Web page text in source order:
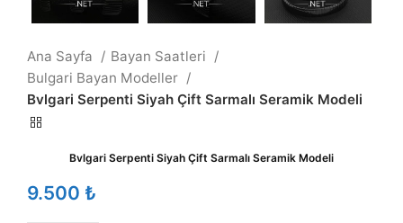
Ana Sayfa
Bayan Saatleri
Bulgari Bayan Modeller
Bvlgari Serpenti Siyah Çift Sarmalı Seramik Modeli
Bvlgari Serpenti Siyah Çift Sarmalı Seramik Modeli
₺